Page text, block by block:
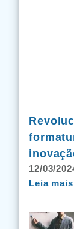
12/03/
Leia